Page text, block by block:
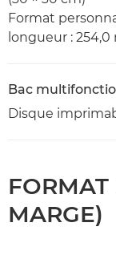
Format
longueur :
Bac
Disque
FORMAT
MARGE)